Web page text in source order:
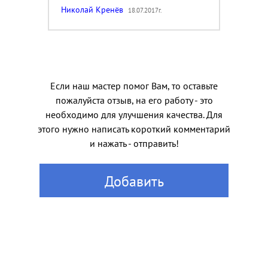
Николай Кренёв 18.07.2017г.
Если наш мастер помог Вам, то оставьте
пожалуйста отзыв, на его работу - это
необходимо для улучшения качества. Для
этого нужно написать короткий комментарий
и нажать - отправить!
Добавить